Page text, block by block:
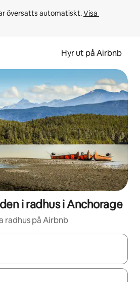
översatts automatiskt. Visa
Hyr ut på Airbnb
i radhus i Anchorage
radhus på Airbnb
kan du navigera med upp- och